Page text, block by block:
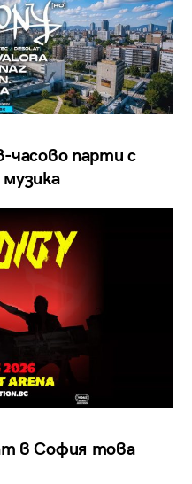
часово парти с
музика
в София това